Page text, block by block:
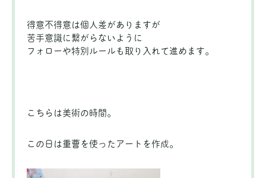
得意不得意は個人差がありますが
苦手意識に繋がらないように
フォローや特別ルールも取り入れて進めます。
こちらは美術の時間。
この日は重曹を使ったアートを作成。